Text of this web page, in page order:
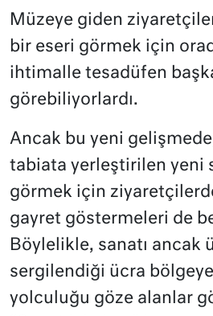
Müzeye giden
bir eseri görmek için
ihtimalle tesadüfen
görebiliyorlardı.
Ancak bu yeni
tabiata yerleştirilen yeni
görmek için
gayret göstermeleri de
Böylelikle, sanatı ancak
sergilendiği ücra
yolculuğu göze alanlar